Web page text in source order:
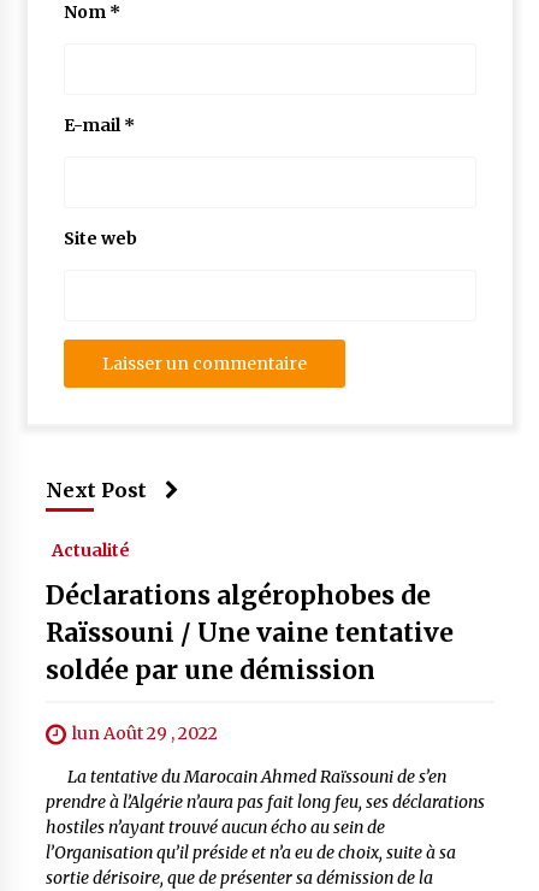
Nom *
E-mail*
Site web
Next Post
Actualité
Déclarations algérophobes de
Raïssouni / Une vaine tentative
soldée par une démission
lun Août 29 , 2022
La tentative du Marocain Ahmed Raïssouni de s’en
prendre à l’Algérie n’aura pas fait long feu, ses déclarations
hostiles n’ayant trouvé aucun écho au sein de
l’Organisation qu’il préside et n’a eu de choix, suite à sa
sortie dérisoire, que de présenter sa démission de la